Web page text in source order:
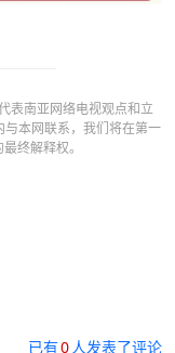
表南亚网络电视观点和立
本网联系，我们将在第一
终解释权。
已有0 人发表了评论